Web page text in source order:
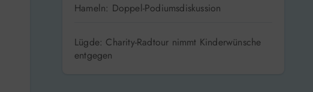
Hameln: Doppel-Podiumsdiskussion
Lügde: Charity-Radtour nimmt Kinderwünsche
entgegen